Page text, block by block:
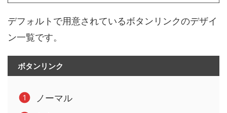
デフォルトで用意されているボタンリンクのデザイ
ン一覧です。
ボタンリンク
ノーマル